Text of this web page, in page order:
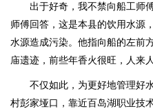
出于好奇，我不禁向船工师
师傅回答，这是本县的饮用水源
水源造成污染。他指向船的左前
庙遗迹，前些年香火很旺，人来
不仅如此，为更好地管理好
村彭家垭口，靠近百岛湖职业技